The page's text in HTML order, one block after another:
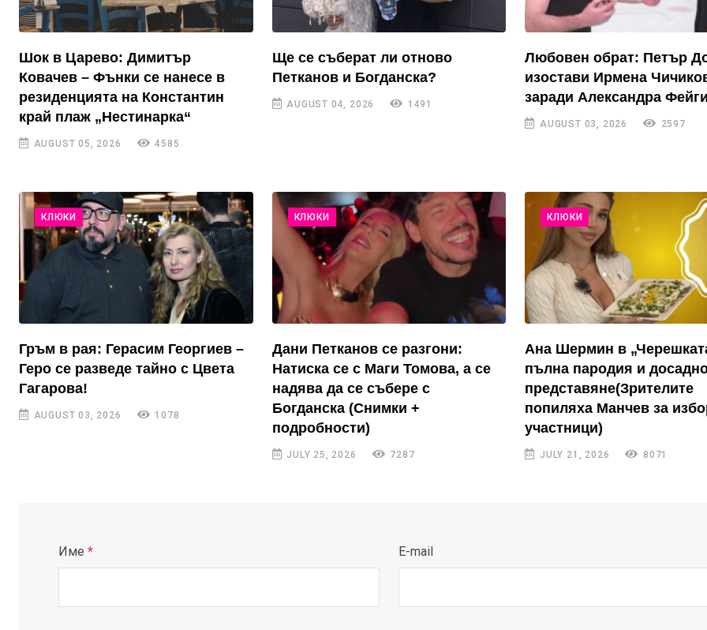
Шок в Царево: Димитър
Ковачев – Фънки се нанесе в
резиденцията на Константин
край плаж „Нестинарка“
AUGUST 05, 2026 4585
Ще се съберат ли отново
Петканов и Богданска?
AUGUST 04, 2026 1491
Любовен обрат: Петър
изостави Ирмена
заради Александра
AUGUST 03, 2026 2597
КЛЮКИ
Гръм в рая: Герасим Георгиев –
Геро се разведе тайно с Цвета
Гагарова!
AUGUST 03, 2026 1078
КЛЮКИ
Дани Петканов се разгони:
Натиска се с Маги Томова, а се
надява да се събере с
Богданска (Снимки +
подробности)
JULY 25, 2026 7287
КЛЮКИ
Ана Шермин в
пълна пародия и
представяне(Зрителите
попиляха Манчев за
участници)
JULY 21, 2026 8071
Име * E-mail